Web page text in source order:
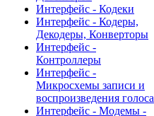
Интерфейс - Кодеки
Интерфейс - Кодеры,
Декодеры, Конверторы
Интерфейс -
Контроллеры
Интерфейс -
Микросхемы записи и
воспроизведения голоса
Интерфейс - Модемы -